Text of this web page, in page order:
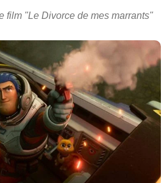
film "Le Divorce de mes marrants"